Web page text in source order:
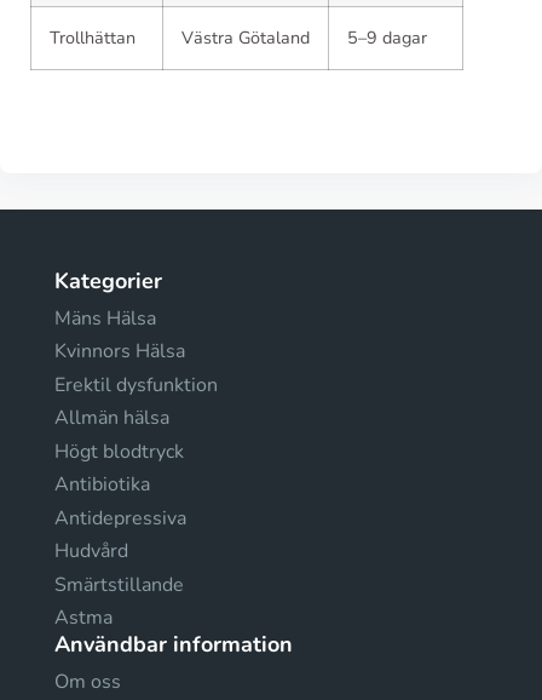
Trollhättan Västra Götaland 5–9 dagar
Kategorier
Mäns Hälsa
Kvinnors Hälsa
Erektil dysfunktion
Allmän hälsa
Högt blodtryck
Antibiotika
Antidepressiva
Hudvård
Smärtstillande
Astma
Användbar information
Om oss